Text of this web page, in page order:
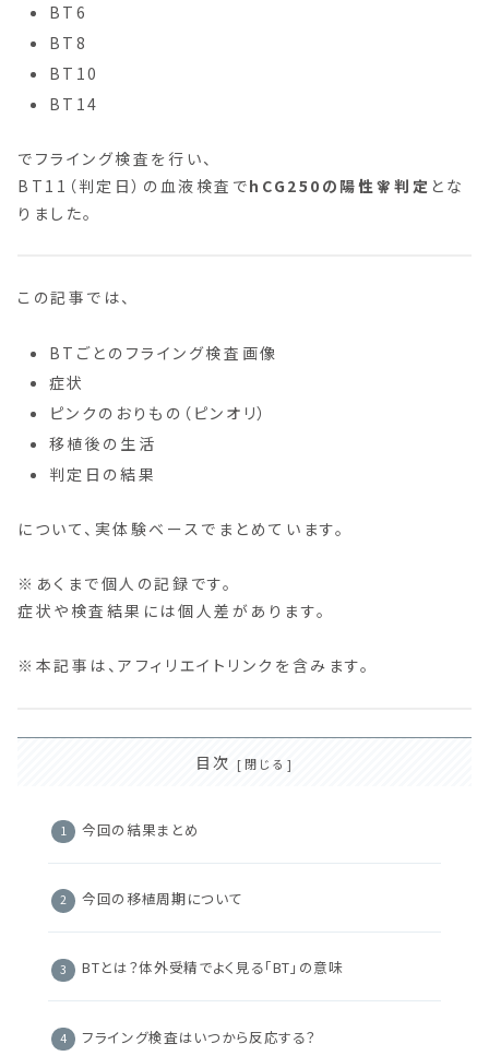
BT6
BT8
BT10
BT14
でフライング検査を行い、
BT11（判定日）の血液検査でhCG250の陽性🧚判定 とな
りました。
この記事では、
BTごとのフライング検査画像
症状
ピンクのおりもの（ピンオリ）
移植後の生活
判定日の結果
について、実体験ベースでまとめています。
※あくまで個人の記録です。
症状や検査結果には個人差があります。
※本記事は、アフィリエイトリンクを含みます。
目次
今回の結果まとめ
今回の移植周期について
BTとは？体外受精でよく見る「BT」の意味
フライング検査はいつから反応する？